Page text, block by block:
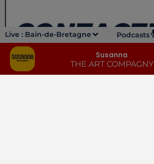
Live : Bain-de-Bretagne Podcasts
Susanna
THE ART COMPAGNY